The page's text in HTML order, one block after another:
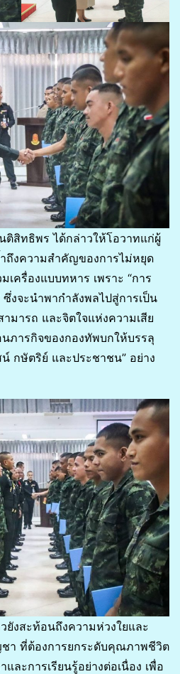
สิทธิพร ได้กล่าวให้โอวาทแก่ผู้
ถึงความสำคัญของการไม่หยุด
ครื่องแบบทหาร เพราะ “การ
งจะนำพากำลังพลไปสู่การเป็น
มารถ และจิตใจแห่งความเสีย
ภารกิจของกองทัพบกให้บรรลุ
กษัตริย์ และประชาชน” อย่าง
ยังสะท้อนถึงความห่วงใยและ
า ที่ต้องการยกระดับคุณภาพชีวิต
ละการเรียนรู้อย่างต่อเนื่อง เพื่อ